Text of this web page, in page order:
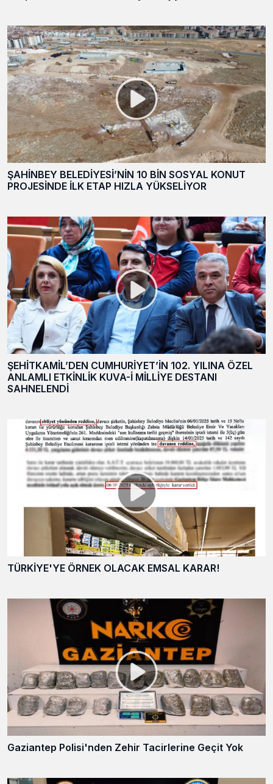
ŞAHİNBEY BELEDİYESİ’NİN 10 BİN SOSYAL KONUT
PROJESİNDE İLK ETAP HIZLA YÜKSELİYOR
ŞEHİTKAMİL’DEN CUMHURİYET’İN 102. YILINA ÖZEL
ANLAMLI ETKİNLİK KUVA-İ MİLLİYE DESTANI
SAHNELENDİ
TÜRKİYE'YE ÖRNEK OLACAK EMSAL KARAR!
Gaziantep Polisi'nden Zehir Tacirlerine Geçit Yok